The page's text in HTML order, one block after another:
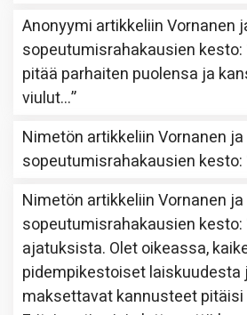
Anonyymi artikkeliinVornanen
sopeutumisrahakausien kesto:
pitää parhaiten puolensa ja
viulut…”
Nimetön artikkeliinVornanen ja
sopeutumisrahakausien kesto:
Nimetön artikkeliinVornanen ja
sopeutumisrahakausien kesto:
ajatuksista. Olet oikeassa,
pidempikestoiset
maksettavat kannusteet pitäisi